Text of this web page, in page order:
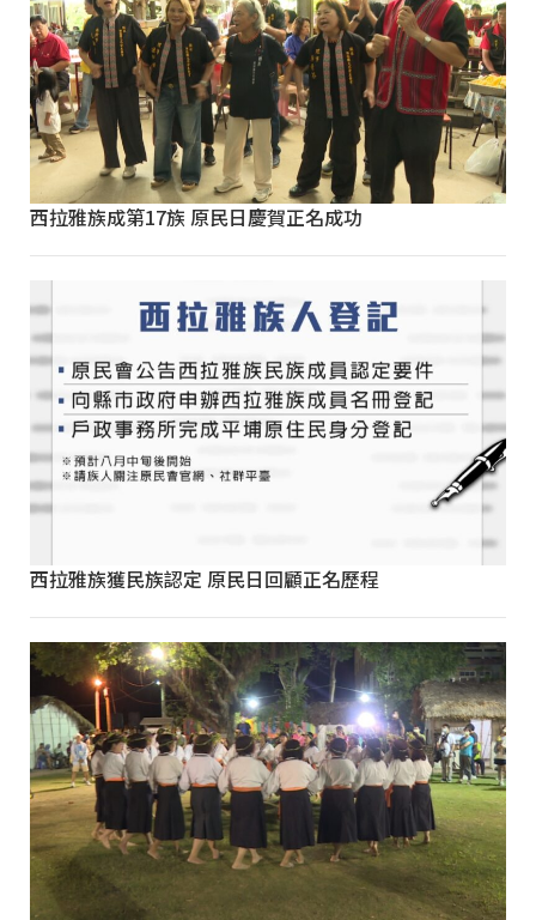
西拉雅族成第17族 原民日慶賀正名成功
西拉雅族獲民族認定 原民日回顧正名歷程